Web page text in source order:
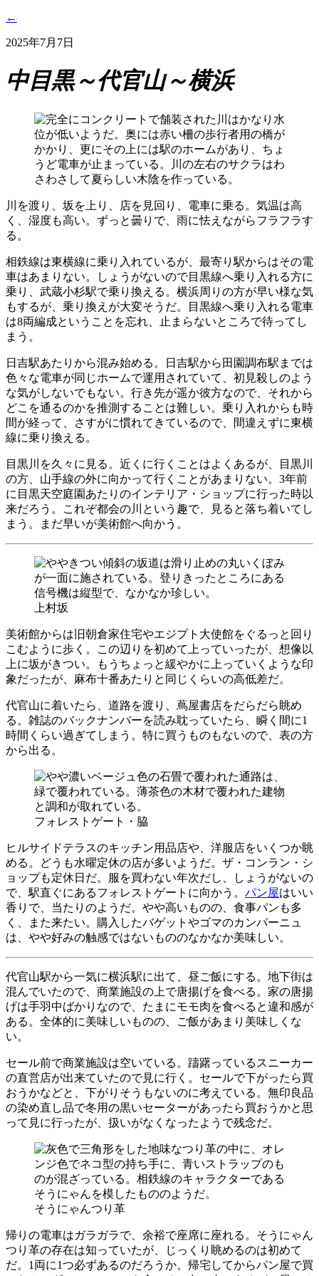
←
2025年7月7日
中目黒～代官山～横浜
川を渡り、坂を上り、店を見回り、電車に乗る。気温は高
く、湿度も高い。ずっと曇りで、雨に怯えながらフラフラす
る。
相鉄線は東横線に乗り入れているが、最寄り駅からはその電
車はあまりない。しょうがないので目黒線へ乗り入れる方に
乗り、武蔵小杉駅で乗り換える。横浜周りの方が早い様な気
もするが、乗り換えが大変そうだ。目黒線へ乗り入れる電車
は8両編成ということを忘れ、止まらないところで待ってし
まう。
日吉駅あたりから混み始める。日吉駅から田園調布駅までは
色々な電車が同じホームで運用されていて、初見殺しのよう
な気がしないでもない。行き先が遥か彼方なので、それから
どこを通るのかを推測することは難しい。乗り入れからも時
間が経って、さすがに慣れてきているので、間違えずに東横
線に乗り換える。
目黒川を久々に見る。近くに行くことはよくあるが、目黒川
の方、山手線の外に向かって行くことがあまりない。3年前
に目黒天空庭園あたりのインテリア・ショップに行った時以
来だろう。これぞ都会の川という趣で、見ると落ち着いてし
まう。まだ早いが美術館へ向かう。
上村坂
美術館からは旧朝倉家住宅やエジプト大使館をぐるっと回り
こむように歩く。この辺りを初めて上っていったが、想像以
上に坂がきつい。もうちょっと緩やかに上っていくような印
象だったが、麻布十番あたりと同じくらいの高低差だ。
代官山に着いたら、道路を渡り、蔦屋書店をだらだら眺め
る。雑誌のバックナンバーを読み耽っていたら、瞬く間に1
時間くらい過ぎてしまう。特に買うものもないので、表の方
から出る。
フォレストゲート・脇
ヒルサイドテラスのキッチン用品店や、洋服店をいくつか眺
める。どうも水曜定休の店が多いようだ。ザ・コンラン・シ
ョップも定休日だ。服を買わない年次だし、しょうがないの
で、駅直ぐにあるフォレストゲートに向かう。 パン屋はいい
香りで、当たりのようだ。やや高いものの、食事パンも多
く、また来たい。購入したバゲットやゴマのカンパーニュ
は、やや好みの触感ではないもののなかなか美味しい。
代官山駅から一気に横浜駅に出て、昼ご飯にする。地下街は
混んでいたので、商業施設の上で唐揚げを食べる。家の唐揚
げは手羽中ばかりなので、たまにモモ肉を食べると違和感が
ある。全体的に美味しいものの、ご飯があまり美味しくな
い。
セール前で商業施設は空いている。躊躇っているスニーカー
の直営店が出来ていたので見に行く。セールで下がったら買
おうかなどと、下がりそうもないのに考えている。無印良品
の染め直し品で冬用の黒いセーターがあったら買おうかと思
って見に行ったが、扱いがなくなったようで残念だ。
そうにゃんつり革
帰りの電車はガラガラで、余裕で座席に座れる。そうにゃん
つり革の存在は知っていたが、じっくり眺めるのは初めて
だ。1両に1つ必ずあるのだろうか。帰宅してからパン屋で買